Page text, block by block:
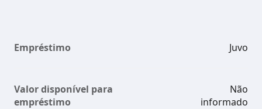
Empréstimo Juvo
Valor disponível para
empréstimo
Não
informado